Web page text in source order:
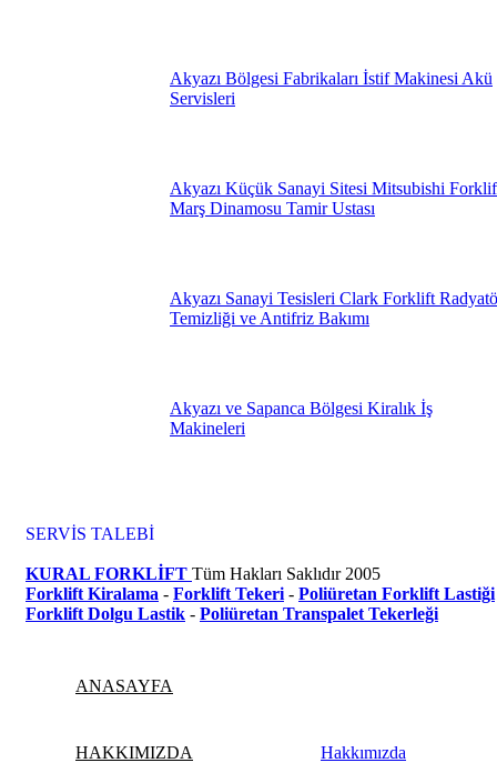
Akyazı Bölgesi Fabrikaları İstif Makinesi Akü
Servisleri
Akyazı Küçük Sanayi Sitesi Mitsubishi
Marş Dinamosu Tamir Ustası
Akyazı Sanayi Tesisleri Clark Forklift
Temizliği ve Antifriz Bakımı
Akyazı ve Sapanca Bölgesi Kiralık İş
Makineleri
SERVİS TALEBİ
KURAL FORKLİFT Tüm Hakları Saklıdır 2005
Forklift Kiralama - Forklift Tekeri - Poliüretan Forklift Lastiği
Forklift Dolgu Lastik - Poliüretan Transpalet Tekerleği
ANASAYFA
HAKKIMIZDA Hakkımızda